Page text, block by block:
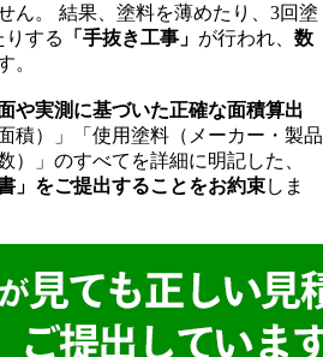
ん。 結果、塗料を薄めたり、3回塗
りする
「手抜き工事」 が行われ、 数
。
や実測に基づいた正確な面積算出
積）」「使用塗料（メーカー・製品
）」のすべてを詳細に明記した、
」をご提出することをお約束しま